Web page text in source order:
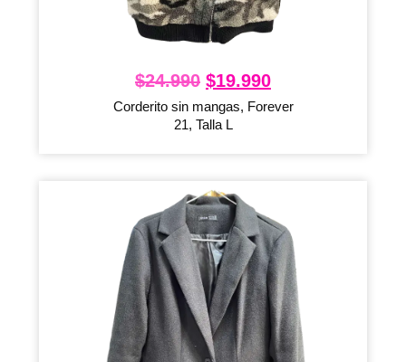
$24.990 $19.990
Corderito sin mangas, Forever
21, Talla L